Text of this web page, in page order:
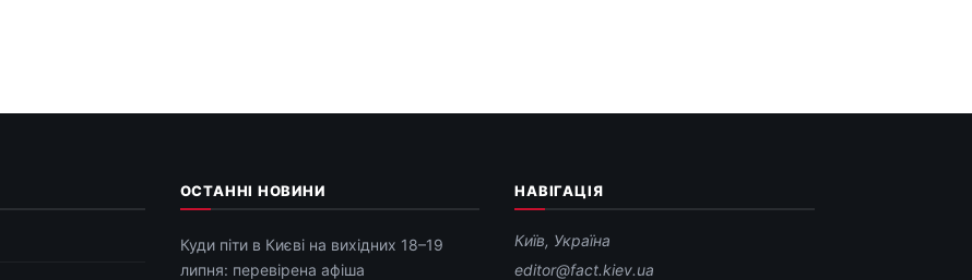
ОСТАННІ НОВИНИ
Куди піти в Києві на вихідних 18–19
липня: перевірена афіша
НАВІГАЦІЯ
Київ, Україна
editor@fact.kiev.ua